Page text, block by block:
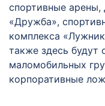
спортивные арены,
«Дружба»,
комплекса
также здесь будут
маломобильных
корпоративные